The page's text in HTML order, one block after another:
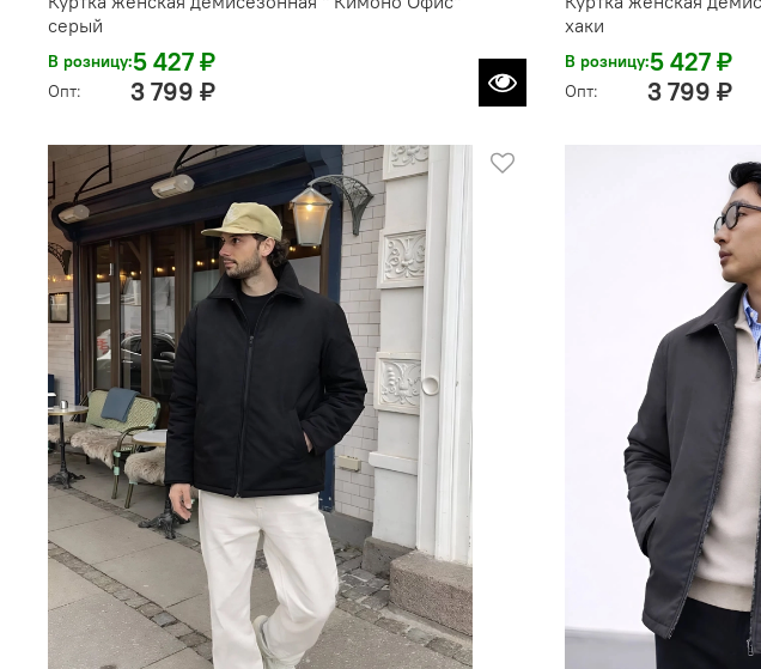
серый
В розницу:5 427 ₽
Опт: 3 799 ₽
хаки
В розницу:5 427 ₽
Опт: 3 799 ₽